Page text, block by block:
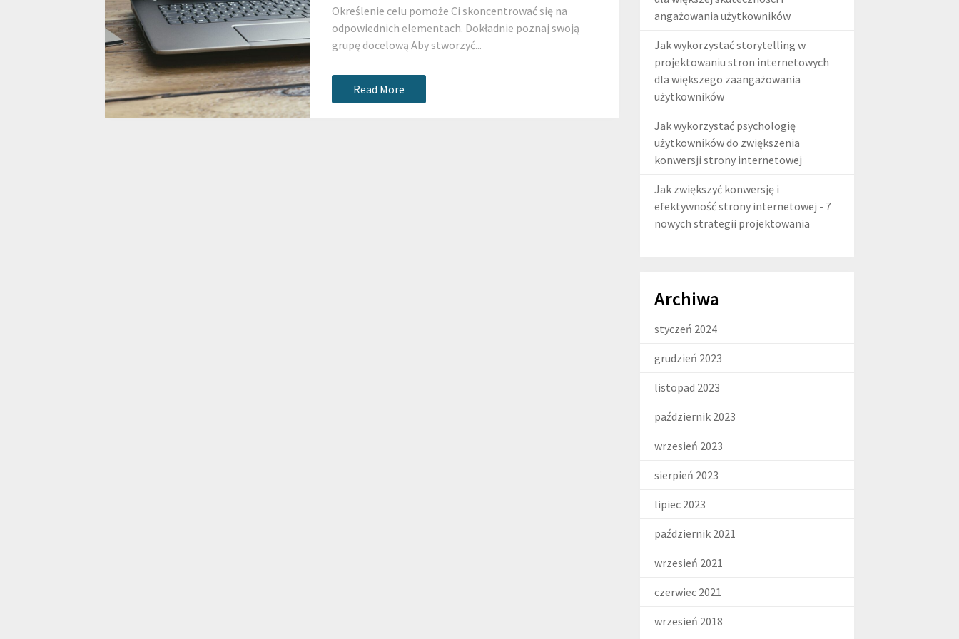
Określenie celu pomoże Ci skoncentrować się na
odpowiednich elementach. Dokładnie poznaj swoją
grupę docelową Aby stworzyć...
Read More
angażowania użytkowników
Jak wykorzystać storytelling w
projektowaniu stron internetowych
dla większego zaangażowania
użytkowników
Jak wykorzystać psychologię
użytkowników do zwiększenia
konwersji strony internetowej
Jak zwiększyć konwersję i
efektywność strony internetowej - 7
nowych strategii projektowania
Archiwa
styczeń 2024
grudzień 2023
listopad 2023
październik 2023
wrzesień 2023
sierpień 2023
lipiec 2023
październik 2021
wrzesień 2021
czerwiec 2021
wrzesień 2018